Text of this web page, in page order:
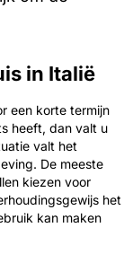
in Italië
een korte termijn
heeft, dan valt u
valt het
De meeste
kiezen voor
het
kan maken